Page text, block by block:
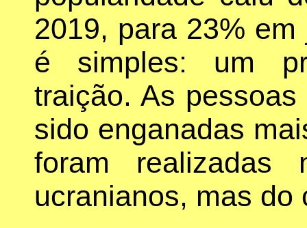
2019, para 23%
é simples: um
traição. As
sido enganadas
foram realizadas
ucranianos, mas do